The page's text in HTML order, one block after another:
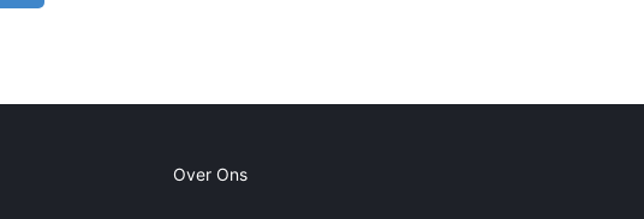
Over Ons